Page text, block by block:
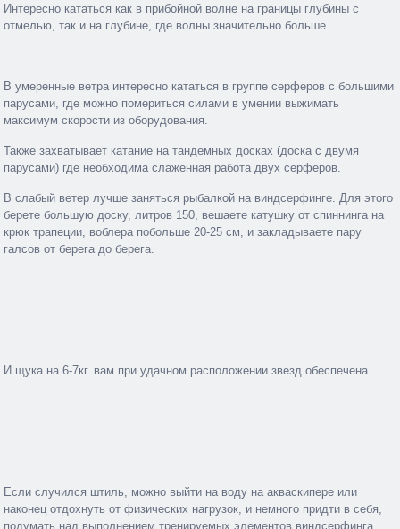
Интересно кататься как в прибойной волне на границы глубины с
отмелью, так и на глубине, где волны значительно больше.
В умеренные ветра интересно кататься в группе серферов с большими
парусами, где можно помериться силами в умении выжимать
максимум скорости из оборудования.
Также захватывает катание на тандемных досках (доска с двумя
парусами) где необходима слаженная работа двух серферов.
В слабый ветер лучше заняться рыбалкой на виндсерфинге. Для этого
берете большую доску, литров 150, вешаете катушку от спиннинга на
крюк трапеции, воблера побольше 20-25 см, и закладываете пару
галсов от берега до берега.
И щука на 6-7кг. вам при удачном расположении звезд обеспечена.
Если случился штиль, можно выйти на воду на акваскипере или
наконец отдохнуть от физических нагрузок, и немного придти в себя,
подумать над выполнением тренируемых элементов виндсерфинга.